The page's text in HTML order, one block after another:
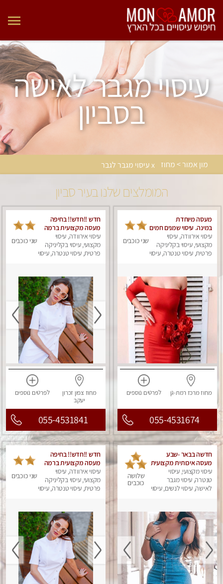
עיסוי מגבר לאישה
בסביון
מון אמור > מחוז x עיסוי מגבר לגבר
המומלצים שלנו בעיר סביון
מעסה מיוחדת
במינה. עיסוי שמנים חמים
עיסוי אירוודה, עיסוי
מקצועי, עיסוי בקליניקה
פרטית, עיסוי טנטרה, עיסוי
שני כוכבים
מחוז מרכז רמת-גן לפרטים נוספים
055-4531674
חדש !!חדש!! בחיפה
מעסה מקצועית ברמה
גבוה
עיסוי אירוודה, עיסוי
מקצועי, עיסוי בקליניקה
פרטית, עיסוי טנטרה, עיסוי
שני כוכבים
מחוז צפון זכרון
יעקב
לפרטים נוספים
055-4531841
חדשה בבאר -שבע
מעסה איכותית מקצועית
ומפנקת
עיסוי מקצועי, עיסוי
טנטרה, עיסוי מגבר
לאישה, עיסוי לנשים, עיסוי
שלושה
כוכבים
חדש !!חדש!! בחיפה
מעסה מקצועית ברמה
גבוה
עיסוי אירוודה, עיסוי
מקצועי, עיסוי בקליניקה
פרטית, עיסוי טנטרה, עיסוי
שני כוכבים